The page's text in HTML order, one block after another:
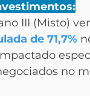
III (Misto)
de 71,7%
no